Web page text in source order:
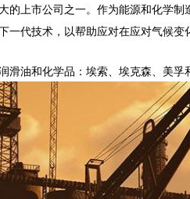
的上市公司之一。作为能源和化学
代技术，以帮助应对在应对气候变
油和化学品：埃索、埃克森、美孚